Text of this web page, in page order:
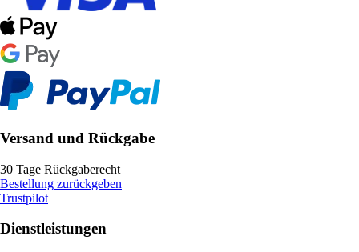
Versand und Rückgabe
30 Tage Rückgaberecht
Bestellung zurückgeben
Trustpilot
Dienstleistungen